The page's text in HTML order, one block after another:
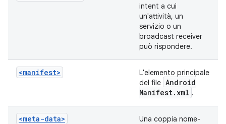
intent a cui
un'attività, un
servizio o un
broadcast receiver
può rispondere.
<manifest>
L'elemento principale
del file Android
Manifest. xml .
<meta-data>
Una coppia nome-